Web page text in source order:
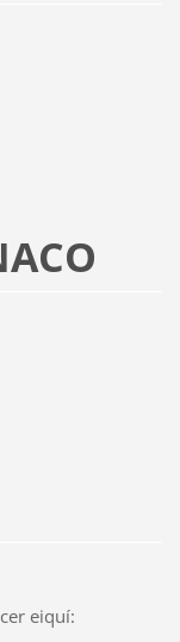
eiquí: